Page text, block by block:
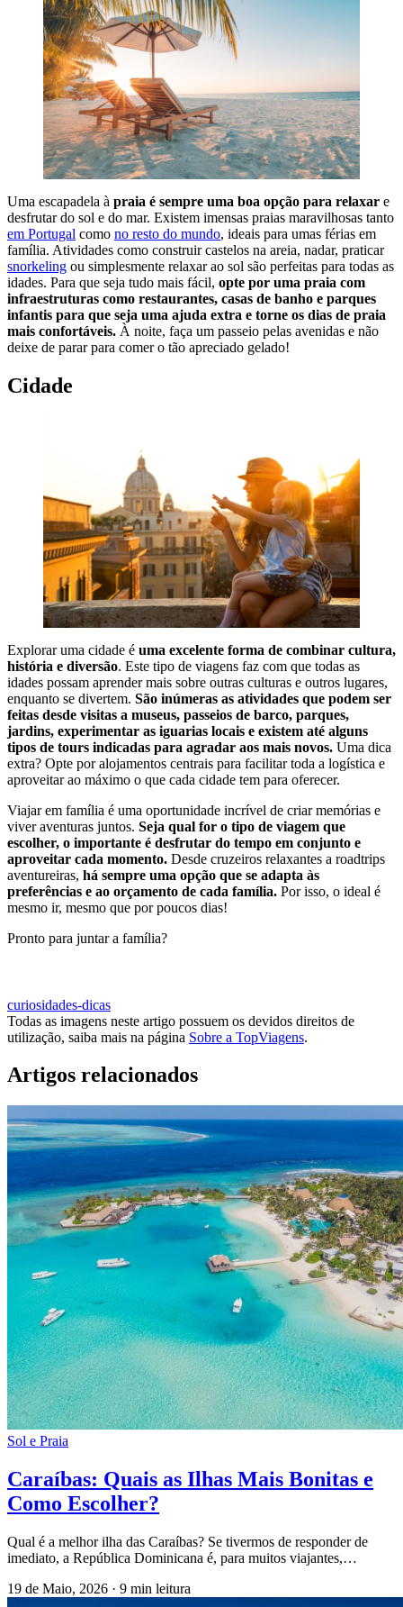
Uma escapadela à praia é sempre uma boa opção para relaxar e
desfrutar do sol e do mar. Existem imensas praias maravilhosas tanto
em Portugal como no resto do mundo, ideais para umas férias em
família. Atividades como construir castelos na areia, nadar, praticar
snorkeling ou simplesmente relaxar ao sol são perfeitas para todas as
idades. Para que seja tudo mais fácil, opte por uma praia com
infraestruturas como restaurantes, casas de banho e parques
infantis para que seja uma ajuda extra e torne os dias de praia
mais confortáveis. À noite, faça um passeio pelas avenidas e não
deixe de parar para comer o tão apreciado gelado!
Cidade
Explorar uma cidade é uma excelente forma de combinar cultura,
história e diversão. Este tipo de viagens faz com que todas as
idades possam aprender mais sobre outras culturas e outros lugares,
enquanto se divertem. São inúmeras as atividades que podem ser
feitas desde visitas a museus, passeios de barco, parques,
jardins, experimentar as iguarias locais e existem até alguns
tipos de tours indicadas para agradar aos mais novos. Uma dica
extra? Opte por alojamentos centrais para facilitar toda a logística e
aproveitar ao máximo o que cada cidade tem para oferecer.
Viajar em família é uma oportunidade incrível de criar memórias e
viver aventuras juntos. Seja qual for o tipo de viagem que
escolher, o importante é desfrutar do tempo em conjunto e
aproveitar cada momento. Desde cruzeiros relaxantes a roadtrips
aventureiras, há sempre uma opção que se adapta às
preferências e ao orçamento de cada família. Por isso, o ideal é
mesmo ir, mesmo que por poucos dias!
Pronto para juntar a família?
curiosidades-dicas
Todas as imagens neste artigo possuem os devidos direitos de
utilização, saiba mais na página Sobre a TopViagens.
Artigos relacionados
Sol e Praia
Caraíbas: Quais as Ilhas Mais Bonitas e
Como Escolher?
Qual é a melhor ilha das Caraíbas? Se tivermos de responder de
imediato, a República Dominicana é, para muitos viajantes,…
19 de Maio, 2026 · 9 min leitura